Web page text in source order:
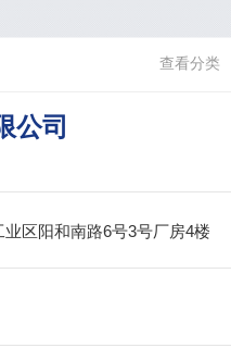
查看分类
公司
区阳和南路6号3号厂房4楼